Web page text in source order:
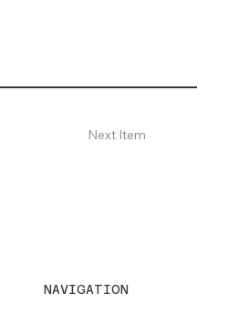
Next Item
NAVIGATION